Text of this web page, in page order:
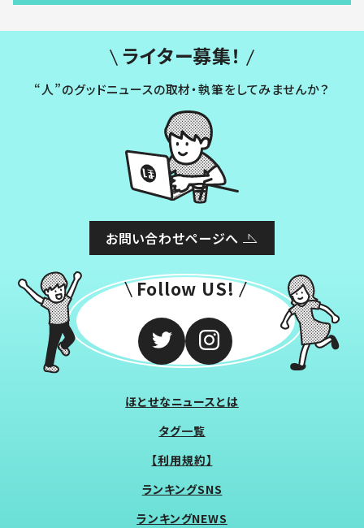
ライター募集！
“人”のグッドニュースの取材・執筆をしてみませんか？
お問い合わせページへ
Follow US!
ほとせなニュースとは
タグ一覧
【利用規約】
ランキングSNS
ランキングNEWS